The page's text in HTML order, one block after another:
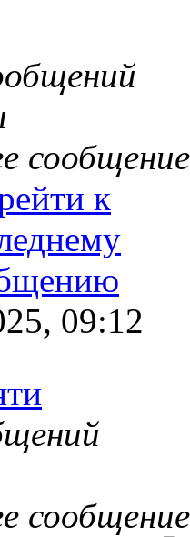
сообщение
09:12
сообщение